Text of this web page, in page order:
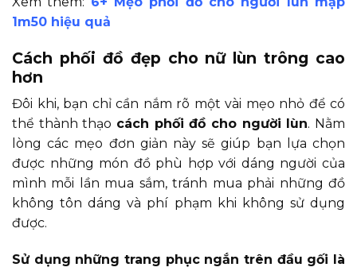
1m50 hiệu quả
Cách phối đồ đẹp cho nữ lùn trông cao
hơn
Đôi khi, bạn chỉ cần nắm rõ một vài mẹo nhỏ để có
thể thành thạo cách phối đồ cho người lùn. Nằm
lòng các mẹo đơn giản này sẽ giúp bạn lựa chọn
được những món đồ phù hợp với dáng người của
mình mỗi lần mua sắm, tránh mua phải những đồ
không tôn dáng và phí phạm khi không sử dụng
được.
Sử dụng những trang phục ngắn trên đầu gối là